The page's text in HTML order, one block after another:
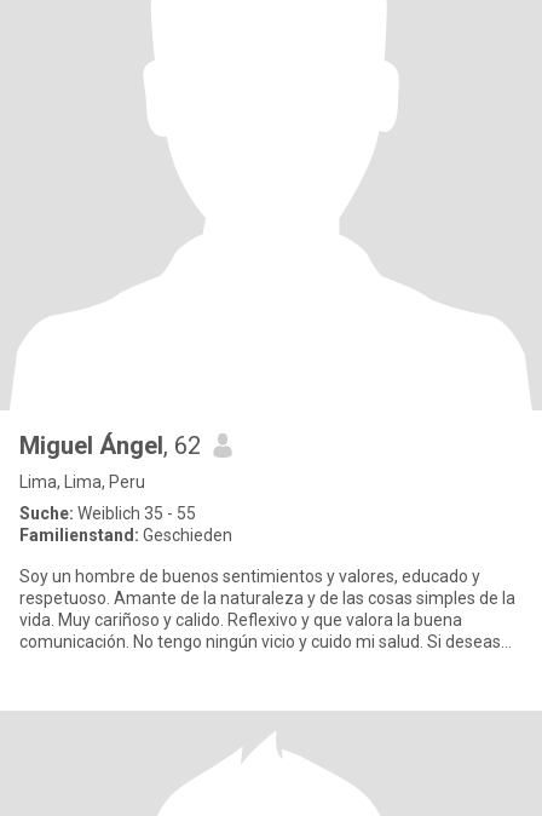
Miguel Ángel, 62
Lima, Lima, Peru
Suche: Weiblich 35 - 55
Familienstand: Geschieden
Soy un hombre de buenos sentimientos y valores, educado y
respetuoso. Amante de la naturaleza y de las cosas simples de la
vida. Muy cariñoso y calido. Reflexivo y que valora la buena
comunicación. No tengo ningún vicio y cuido mi salud. Si deseas